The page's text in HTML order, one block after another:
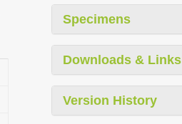
Specimens
Downloads & Links
Version History